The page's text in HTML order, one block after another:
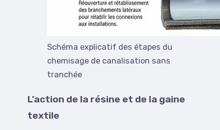
Schéma explicatif des étapes du
chemisage de canalisation sans
tranchée
L’action de la résine et de la gaine
textile